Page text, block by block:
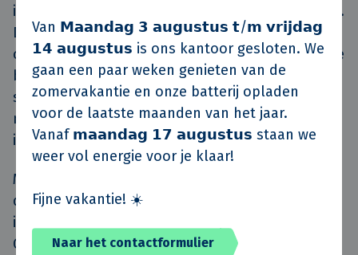
Van 𝗠𝗮𝗮𝗻𝗱𝗮𝗴 𝟯 𝗮𝘂𝗴𝘂𝘀𝘁𝘂𝘀 𝘁/𝗺 𝘃𝗿𝗶𝗷𝗱𝗮𝗴
𝟭𝟰 𝗮𝘂𝗴𝘂𝘀𝘁𝘂𝘀 is ons kantoor gesloten. We
gaan een paar weken genieten van de
zomervakantie en onze batterij opladen
voor de laatste maanden van het jaar.
Vanaf 𝗺𝗮𝗮𝗻𝗱𝗮𝗴 𝟭𝟳 𝗮𝘂𝗴𝘂𝘀𝘁𝘂𝘀 staan we
weer vol energie voor je klaar!
Fijne vakantie! ☀️
Naar het contactformulier
investeren zodat de uitvoering soepeler verloopt.
De aandacht voor maatschappelijk verantwoord
ondernemen is een onderdeel van hun dagelijkse
bedrijfsvoering. Dat uit zich onder meer in een
structureel laag verzuim en aantal ongevallen bij
medewerkers en de ontwikkeling en succesvolle
inzet van duurzame bouwconcepten.
Maatschappelijk betrokken is Van de Klok ook:
door sponsoring van lokale evenementen en
initiatieven en door het project ‘Meister und
Gesell’. Met dit project bieden zij dak- en